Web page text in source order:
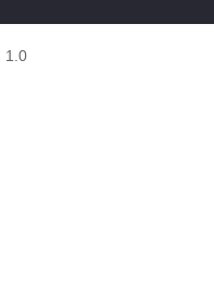
1.0